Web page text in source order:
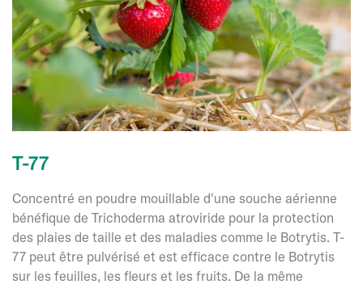
T-77
Concentré en poudre mouillable d'une souche aérienne
bénéfique de Trichoderma atroviride pour la protection
des plaies de taille et des maladies comme le Botrytis. T-
77 peut être pulvérisé et est efficace contre le Botrytis
sur les feuilles, les fleurs et les fruits. De la même